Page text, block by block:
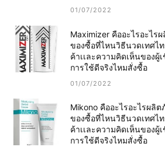
01/07/2022
Maximizer คืออะไรอะไ
ของซื้อที่ไหนวิธีนวดเทศไ
ค้าเเละความคิดเห็นของ
การใช้ดีจริงไหมสั่งซื้อ
01/07/2022
Mikono คืออะไรอะไรผลิ
ของซื้อที่ไหนวิธีนวดเทศไ
ค้าเเละความคิดเห็นของ
การใช้ดีจริงไหมสั่งซื้อ